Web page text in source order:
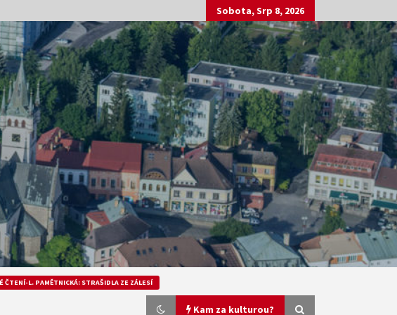
Sobota, Srp 8, 2026
ČTENÍ-L. PAMĚTNICKÁ: STRAŠIDLA ZE ZÁLESÍ
Kam za kulturou?